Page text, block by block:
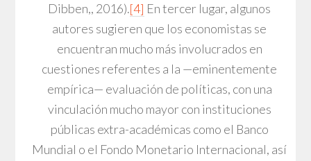
Dibben,, 2016).[4] En tercer lugar, algunos
autores sugieren que los economistas se
encuentran mucho más involucrados en
cuestiones referentes a la —eminentemente
empírica— evaluación de políticas, con una
vinculación mucho mayor con instituciones
públicas extra-académicas como el Banco
Mundial o el Fondo Monetario Internacional, así